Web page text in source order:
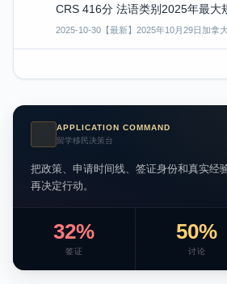
CRS 416分 法语类别2025年最大
2025-10-30 【最新】2025年10月29日加拿
APPLICATION COMMAND
留学移民决策台
把政策、申请时间线、签证身份和真实经
再决定行动。
32%
签证
50%
讨论